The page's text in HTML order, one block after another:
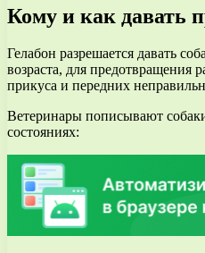
Кому и как давать
Гелабон разрешается давать
возраста, для предотвращения
прикуса и передних
Ветеринары пописывают
состояниях: